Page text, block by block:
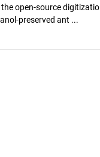
open-source
preserved ant ...